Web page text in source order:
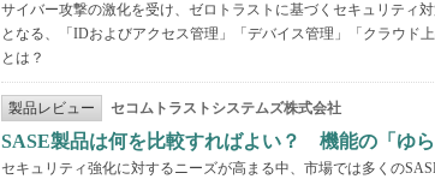
サイバー攻撃の激化を受け、ゼロトラストに基づくセキュリティ
となる、「IDおよびアクセス管理」「デバイス管理」「クラウド
とは？
製品レビュー セコムトラストシステムズ株式会社
SASE製品は何を比較すればよい？ 機能の「ゆ
セキュリティ強化に対するニーズが高まる中、市場では多くの